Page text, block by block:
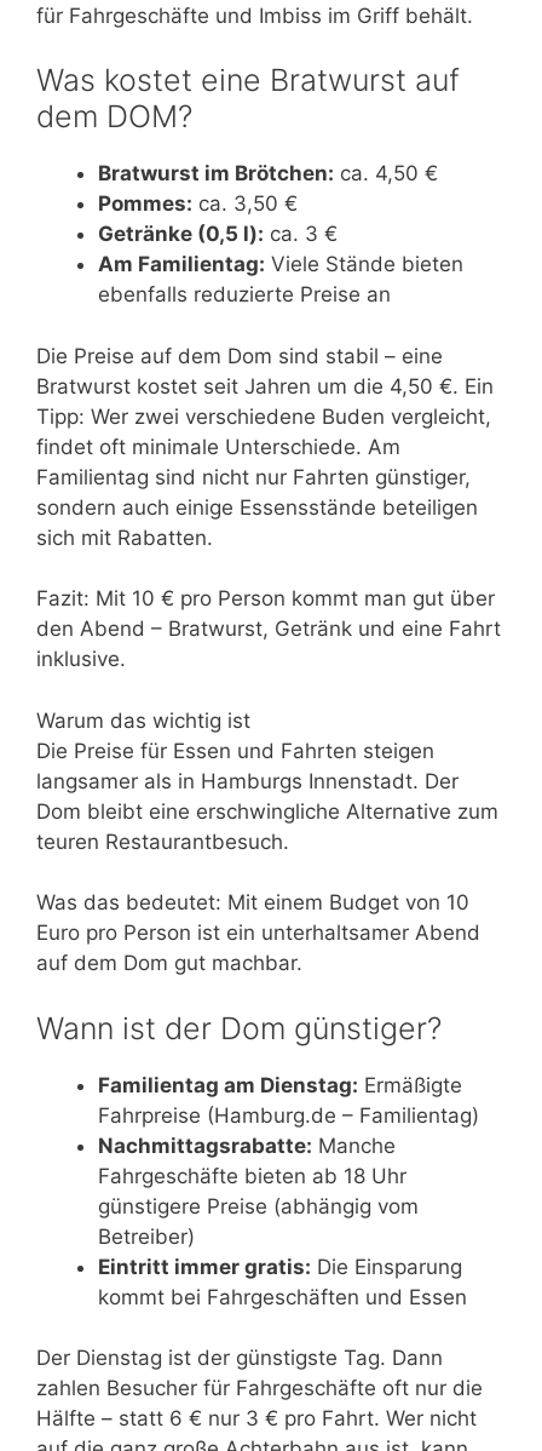
für Fahrgeschäfte und Imbiss im Griff behält.
Was kostet eine Bratwurst auf
dem DOM?
Bratwurst im Brötchen: ca. 4,50 €
Pommes: ca. 3,50 €
Getränke (0,5 l): ca. 3 €
Am Familientag: Viele Stände bieten
ebenfalls reduzierte Preise an
Die Preise auf dem Dom sind stabil – eine
Bratwurst kostet seit Jahren um die 4,50 €. Ein
Tipp: Wer zwei verschiedene Buden vergleicht,
findet oft minimale Unterschiede. Am
Familientag sind nicht nur Fahrten günstiger,
sondern auch einige Essensstände beteiligen
sich mit Rabatten.
Fazit: Mit 10 € pro Person kommt man gut über
den Abend – Bratwurst, Getränk und eine Fahrt
inklusive.
Warum das wichtig ist
Die Preise für Essen und Fahrten steigen
langsamer als in Hamburgs Innenstadt. Der
Dom bleibt eine erschwingliche Alternative zum
teuren Restaurantbesuch.
Was das bedeutet: Mit einem Budget von 10
Euro pro Person ist ein unterhaltsamer Abend
auf dem Dom gut machbar.
Wann ist der Dom günstiger?
Familientag am Dienstag: Ermäßigte
Fahrpreise (Hamburg.de – Familientag)
Nachmittagsrabatte: Manche
Fahrgeschäfte bieten ab 18 Uhr
günstigere Preise (abhängig vom
Betreiber)
Eintritt immer gratis: Die Einsparung
kommt bei Fahrgeschäften und Essen
Der Dienstag ist der günstigste Tag. Dann
zahlen Besucher für Fahrgeschäfte oft nur die
Hälfte – statt 6 € nur 3 € pro Fahrt. Wer nicht